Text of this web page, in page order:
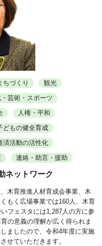
ちづくり
観光
芸術・スポーツ
人権・平和
どもの健全育成
済活動の活性化
連絡・助言・援助
ネットワーク
木育推進人材育成会事業、木
もく広場事業では160人、木育
フェスタには1,287人の方に参
の意義の理解が広く得られま
ましたので、令和4年度に実施
せていただきます。